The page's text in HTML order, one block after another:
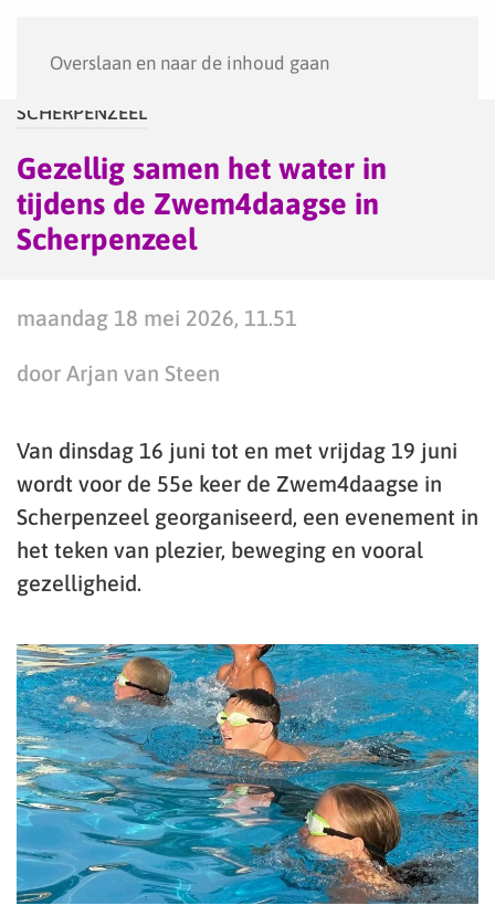
Overslaan en naar de inhoud gaan
SCHERPENZEEL
Gezellig samen het water in
tijdens de Zwem4daagse in
Scherpenzeel
maandag 18 mei 2026, 11.51
door Arjan van Steen
Van dinsdag 16 juni tot en met vrijdag 19 juni
wordt voor de 55e keer de Zwem4daagse in
Scherpenzeel georganiseerd, een evenement in
het teken van plezier, beweging en vooral
gezelligheid.